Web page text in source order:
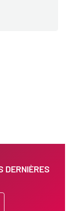
DERNIÈRES